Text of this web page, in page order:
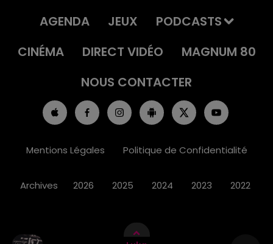
AGENDA
JEUX
PODCASTS
CINÉMA
DIRECT VIDÉO
MAGNUM 80
NOUS CONTACTER
Mentions Légales Politique de Confidentialité
Archives 2026 2025 2024 2023 2022